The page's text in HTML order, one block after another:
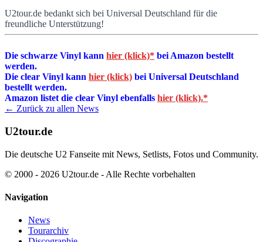
U2tour.de bedankt sich bei Universal Deutschland für die
freundliche Unterstützung!
Die schwarze Vinyl kann hier (klick)* bei Amazon bestellt
werden.
Die clear Vinyl kann hier (klick) bei Universal Deutschland
bestellt werden.
Amazon listet die clear Vinyl ebenfalls hier (klick).*
← Zurück zu allen News
U2tour.de
Die deutsche U2 Fanseite mit News, Setlists, Fotos und Community.
© 2000 - 2026 U2tour.de - Alle Rechte vorbehalten
Navigation
News
Tourarchiv